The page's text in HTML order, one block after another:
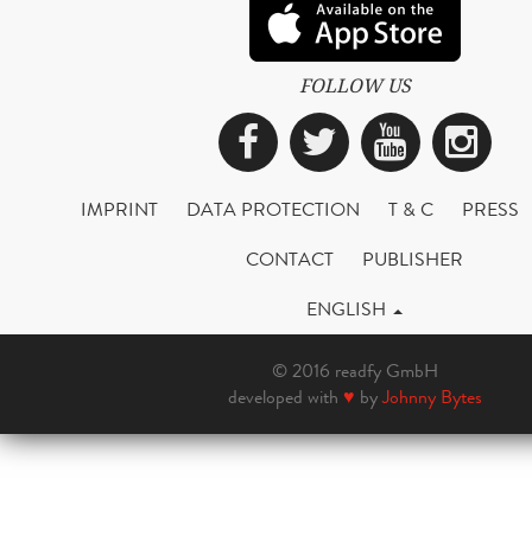
FOLLOW US
Facebook
Twitter
IMPRINT DATA PROTECTION T & C
PRESS
CONTACT
PUBLISHER
ENGLISH
© 2016 readfy GmbH
developed with ♥ byJohnny Bytes